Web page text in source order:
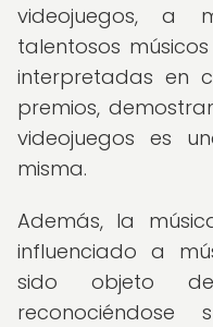
videojuegos, a
talentosos
interpretadas en
premios,
videojuegos es
misma.
Además, la
influenciado a
sido objeto de